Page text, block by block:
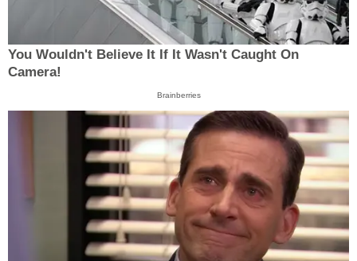
You Wouldn't Believe It If It Wasn't Caught On
Camera!
Brainberries